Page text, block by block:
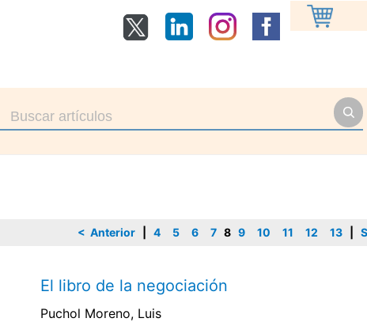
< Anterior 4 5 6 7 8 9 10 11 12 13
El libro de la negociación
Puchol Moreno, Luis